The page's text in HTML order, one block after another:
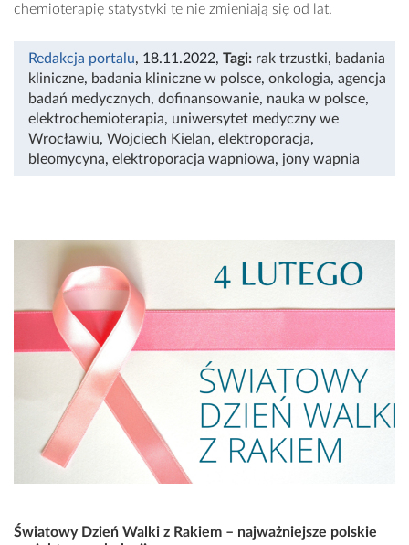
chemioterapię statystyki te nie zmieniają się od lat.
Redakcja portalu, 18.11.2022, Tagi: rak trzustki, badania
kliniczne, badania kliniczne w polsce, onkologia, agencja
badań medycznych, dofinansowanie, nauka w polsce,
elektrochemioterapia, uniwersytet medyczny we
Wrocławiu, Wojciech Kielan, elektroporacja,
bleomycyna, elektroporacja wapniowa, jony wapnia
Światowy Dzień Walki z Rakiem – najważniejsze polskie